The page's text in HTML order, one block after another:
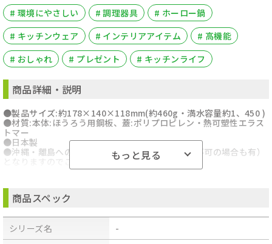
# 環境にやさしい
# 調理器具
# ホーロー鍋
# キッチンウェア
# インテリアアイテム
# 高機能
# おしゃれ
# プレゼント # キッチンライフ
商品詳細・説明
●製品サイズ:約178×140×118mm(約460g・満水容量約1、450 )
●材質:本体:ほうろう用鋼板、蓋:ポリプロピレン・熱可塑性エラス
トマー
●日本製
●沖縄・離島への配送料金は別途見積もり（配送不可の場合も有）
となりますのでご了承ください。もっと見る
商品スペック
シリーズ名
-